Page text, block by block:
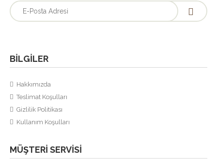
BILGILER
Hakkımızda
Teslimat Koşulları
Gizlilik Politikası
Kullanım Koşulları
MÜŞTERI SERVISI